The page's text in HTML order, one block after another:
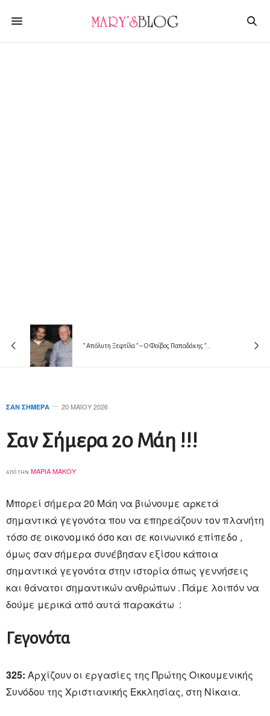
” Απόλυτη Ξεφτίλα ” – Ο Φοίβος Παπαδάκης ”...
ΣΑΝ ΣΉΜΕΡΑ 20 ΜΑΪ́ΟΥ 2026
Σαν Σήμερα 20 Μάη !!!
από την ΜΑΡΊΑ ΜΆΚΟΥ
Μπορεί σήμερα 20 Mάη να βιώνουμε αρκετά
σημαντικά γεγονότα που να επηρεάζουν τον πλανήτη
τόσο σε οικονομικό όσο και σε κοινωνικό επίπεδο ,
όμως σαν σήμερα συνέβησαν εξίσου κάποια
σημαντικά γεγονότα στην ιστορία όπως γεννήσεις
και θάνατοι σημαντικών ανθρώπων . Πάμε λοιπόν να
δούμε μερικά από αυτά παρακάτω :
Γεγονότα
325: Αρχίζουν οι εργασίες της Πρώτης Οικουμενικής
Συνόδου της Χριστιανικής Εκκλησίας, στη Νίκαια.